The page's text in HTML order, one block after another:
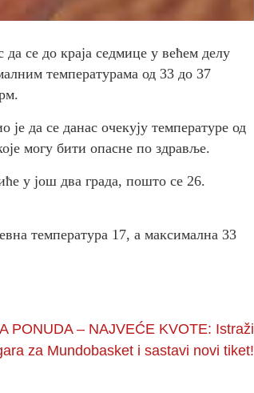
се до краја седмице у већем делу
температурама од 33 до 37
да се данас очекују температуре од
могу бити опасне по здравље.
у још два града, пошто се 26.
температура 17, а максимална 33
PONUDA – NAJVEĆE KVOTE: Istraži
za Mundobasket i sastavi novi tiket!